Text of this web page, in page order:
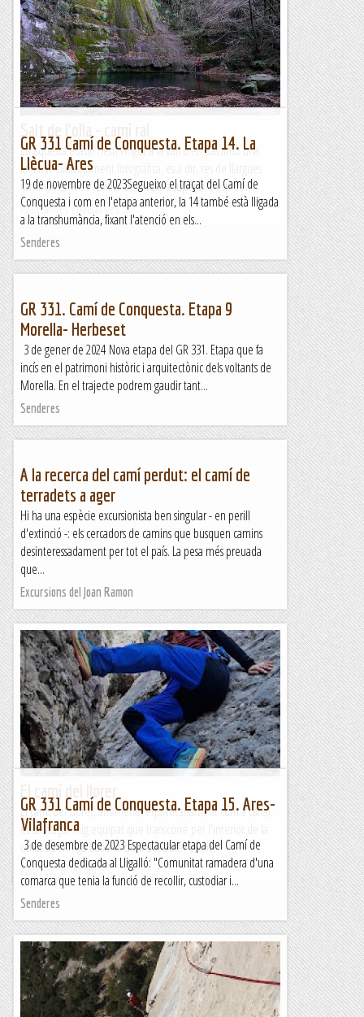
En aquesta ocasió hem vingut a la Vall d'en Bas amb una
finalitat exclusivament fotogràfica, es a dir, res de llargues
caminades ni de feixucs desnivells a superar. Després...
Muntanyes i paisatges
En aquesta ocasió hem vingut a la Vall d'en Bas amb una
finalitat exclusivament fotogràfica, es a dir, res de llargues
caminades ni de feixucs desnivells a superar. Després...
Muntanyes i paisatges
GR 331 Camí de Conquesta. Etapa 14. La
Llècua- Ares
19 de novembre de 2023Segueixo el traçat del Camí de
Conquesta i com en l'etapa anterior, la 14 també està lligada
a la transhumància, fixant l'atenció en els...
Senderes
GR 331. Camí de Conquesta. Etapa 9
Morella- Herbeset
3 de gener de 2024 Nova etapa del GR 331. Etapa que fa
incís en el patrimoni històric i arquitectònic dels voltants de
Morella. En el trajecte podrem gaudir tant...
Senderes
A la recerca del camí perdut: el camí de
terradets a ager
Hi ha una espècie excursionista ben singular - en perill
d'extinció -: els cercadors de camins que busquen camins
desinteressadament per tot el país. La pesa més preuada
que...
Excursions del Joan Ramon
El camí del Llorer, anomenat equivocadament com a canal,
és un traçat mig equipat que transcorre per l'interior de la
canal de l'Artiga Baixa.El camí del Llorer és un...
Montserrat endins
GR 331 Camí de Conquesta. Etapa 15. Ares-
Vilafranca
3 de desembre de 2023 Espectacular etapa del Camí de
Conquesta dedicada al Lligalló: "Comunitat ramadera d'una
comarca que tenia la funció de recollir, custodiar i...
Senderes